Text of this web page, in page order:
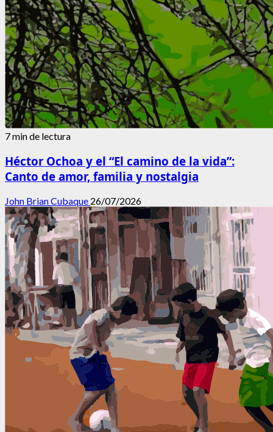
7 min de lectura
Héctor Ochoa y el “El camino de la vida”:
Canto de amor, familia y nostalgia
John Brian Cubaque 26/07/2026